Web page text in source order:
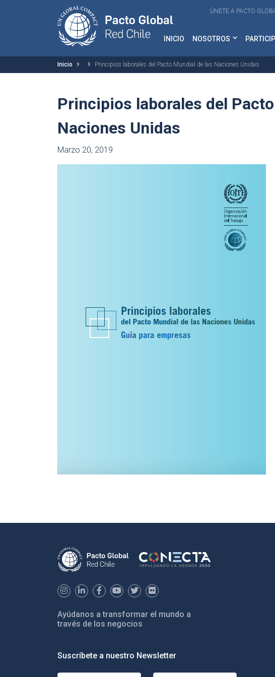
ÚNETE A PACTO
INICIO NOSOTROS
Inicio Principios laborales del Pacto Mundial de las Naciones Unidas
Principios laborales del
Naciones Unidas
Marzo 20, 2019
Ayúdanos a transformar el mundo a
través de los negocios
Suscríbete a nuestro Newsletter